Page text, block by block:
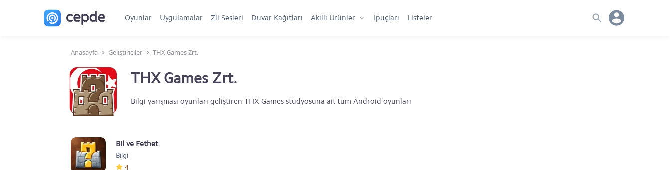
Oyunlar Uygulamalar Zil Sesleri Duvar Kağıtları Akıllı Ürünler İpuçları Listeler
Anasayfa Geliştiriciler THX Games Zrt.
THX Games Zrt.
Bilgi yarışması oyunları geliştiren THX Games stüdyosuna ait tüm Android oyunları
Bil ve Fethet
Bilgi
4